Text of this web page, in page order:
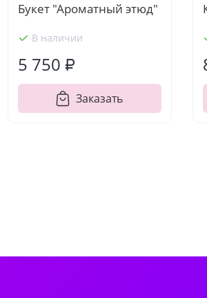
Букет "Ароматный этюд"
В наличии
5 750 ₽
Заказать